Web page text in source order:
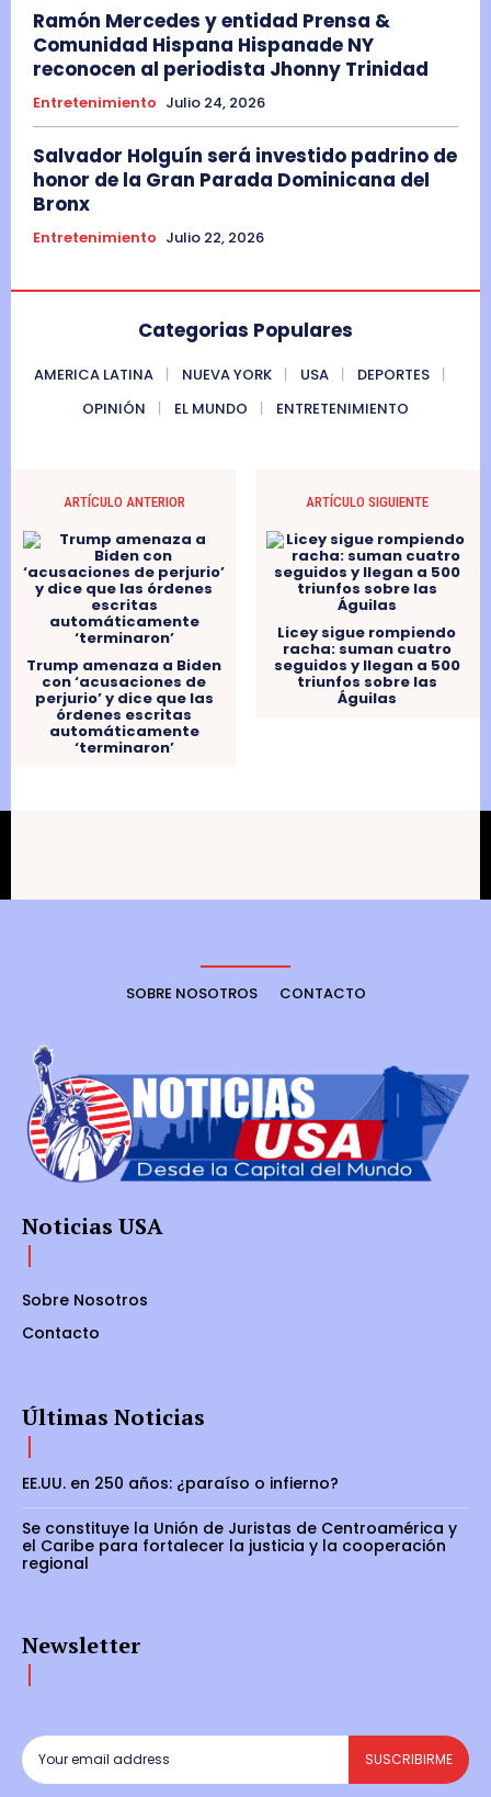
Ramón Mercedes y entidad Prensa &
Comunidad Hispana Hispanade NY
reconocen al periodista Jhonny Trinidad
Entretenimiento Julio 24, 2026
Salvador Holguín será investido padrino de
honor de la Gran Parada Dominicana del
Bronx
Entretenimiento Julio 22, 2026
Categorias Populares
AMERICA LATINA NUEVA YORK USA
DEPORTES
OPINIÓN
EL MUNDO ENTRETENIMIENTO
ARTÍCULO ANTERIOR
Trump amenaza a Biden
con ‘acusaciones de
perjurio’ y dice que las
órdenes escritas
automáticamente
‘terminaron’
ARTÍCULO SIGUIENTE
Licey sigue rompiendo
racha: suman cuatro
seguidos y llegan a 500
triunfos sobre las
Águilas
SOBRE NOSOTROS CONTACTO
Noticias USA
Sobre Nosotros
Contacto
Últimas Noticias
EE.UU. en 250 años: ¿paraíso o infierno?
Se constituye la Unión de Juristas de Centroamérica y
el Caribe para fortalecer la justicia y la cooperación
regional
Newsletter
SUSCRIBIRME